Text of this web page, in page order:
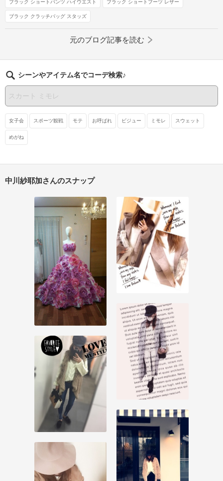
ブラック ショートパンツ ハイウエスト ブラック ショートブーツ レザー
ブラック クラッチバッグ スタッズ
元のブログ記事を読む
シーンやアイテム名でコーデ検索♪
女子会 スポーツ観戦 モテ お呼ばれ ビジュー ミモレ スウェット
めがね
中川紗耶加さんのスナップ